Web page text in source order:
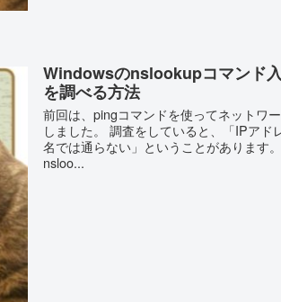
Windowsのnslookupコマンド
を調べる方法
前回は、pingコマンドを使ってネットワ
しました。 調査をしていると、「IPア
名では通らない」ということがあります
nsloo...